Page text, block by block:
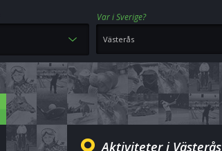
Var i Sverige?
Aktiviteter i Västerås